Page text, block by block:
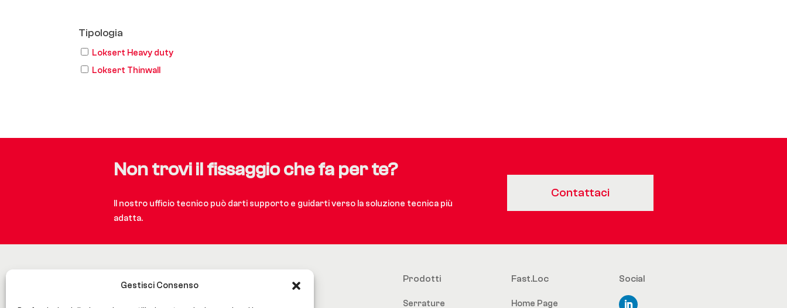
Gestisci Consenso
Tipologia
Loksert Heavy duty
Loksert Thinwall
Non trovi il fissaggio che fa per te?
Il nostro ufficio tecnico può darti supporto e guidarti verso la soluzione tecnica più
adatta.
Contattaci
Prodotti
Serrature
Fast.Loc
Home Page
Social